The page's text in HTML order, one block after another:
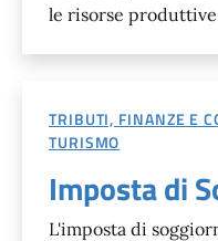
le risorse
TRIBUTI, FINANZE E
TURISMO
Imposta di
L'imposta di